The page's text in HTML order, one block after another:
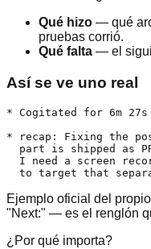
Qué hizo — qué
pruebas corrió.
Qué falta — el
Así se ve uno real
* Cogitated for 6m 27s
* recap: Fixing the
part is shipped as
I need a screen
to target that
Ejemplo oficial del
"Next:" — es el renglón
¿Por qué importa?